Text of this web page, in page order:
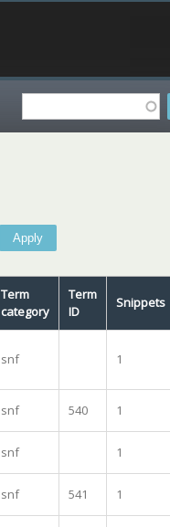
Search
Term
category
Term
ID
Snippets
snf 1
snf 540 1
snf 1
snf 541 1